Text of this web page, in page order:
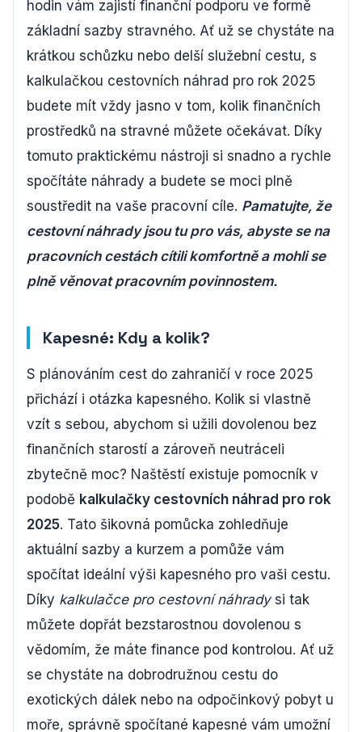
hodin vám zajistí finanční podporu ve formě
základní sazby stravného. Ať už se chystáte na
krátkou schůzku nebo delší služební cestu, s
kalkulačkou cestovních náhrad pro rok 2025
budete mít vždy jasno v tom, kolik finančních
prostředků na stravné můžete očekávat. Díky
tomuto praktickému nástroji si snadno a rychle
spočítáte náhrady a budete se moci plně
soustředit na vaše pracovní cíle. Pamatujte, že
cestovní náhrady jsou tu pro vás, abyste se na
pracovních cestách cítili komfortně a mohli se
plně věnovat pracovním povinnostem.
Kapesné: Kdy a kolik?
S plánováním cest do zahraničí v roce 2025
přichází i otázka kapesného. Kolik si vlastně
vzít s sebou, abychom si užili dovolenou bez
finančních starostí a zároveň neutráceli
zbytečně moc? Naštěstí existuje pomocník v
podobě kalkulačky cestovních náhrad pro rok
2025. Tato šikovná pomůcka zohledňuje
aktuální sazby a kurzem a pomůže vám
spočítat ideální výši kapesného pro vaši cestu.
Díky kalkulačce pro cestovní náhradysi tak
můžete dopřát bezstarostnou dovolenou s
vědomím, že máte finance pod kontrolou. Ať už
se chystáte na dobrodružnou cestu do
exotických dálek nebo na odpočinkový pobyt u
moře, správně spočítané kapesné vám umožní